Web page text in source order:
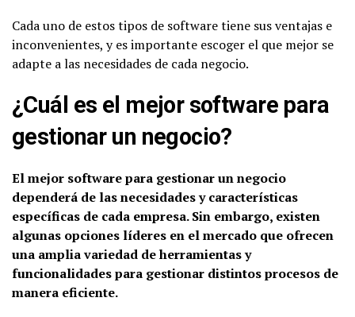
Cada uno de estos tipos de software tiene sus ventajas e
inconvenientes, y es importante escoger el que mejor se
adapte a las necesidades de cada negocio.
¿Cuál es el mejor software para
gestionar un negocio?
El mejor software para gestionar un negocio
dependerá de las necesidades y características
específicas de cada empresa. Sin embargo, existen
algunas opciones líderes en el mercado que ofrecen
una amplia variedad de herramientas y
funcionalidades para gestionar distintos procesos de
manera eficiente.